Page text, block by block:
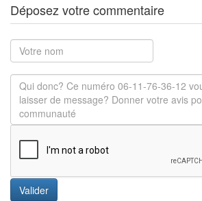
Déposez votre commentaire
Valider